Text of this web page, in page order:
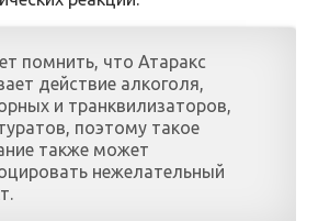
помнить, что Атаракс
действие алкоголя,
и транквилизаторов,
поэтому такое
также может
нежелательный